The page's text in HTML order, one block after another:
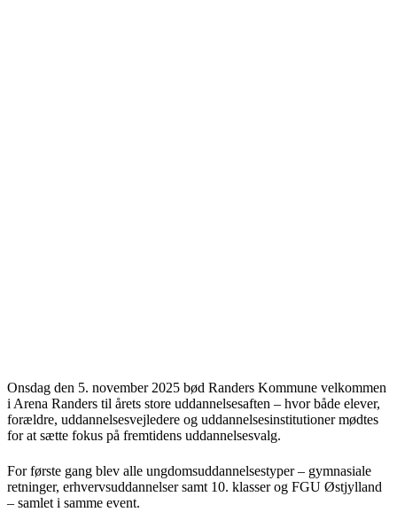
Onsdag den 5. november 2025 bød Randers Kommune velkommen
i Arena Randers til årets store uddannelsesaften – hvor både elever,
forældre, uddannelsesvejledere og uddannelsesinstitutioner mødtes
for at sætte fokus på fremtidens uddannelsesvalg.
For første gang blev alle ungdomsuddannelsestyper – gymnasiale
retninger, erhvervsuddannelser samt 10. klasser og FGU Østjylland
– samlet i samme event.